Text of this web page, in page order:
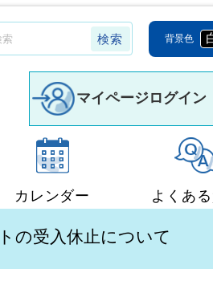
背景色
マイページログイン
カレンダー よくあ
の受入休止について